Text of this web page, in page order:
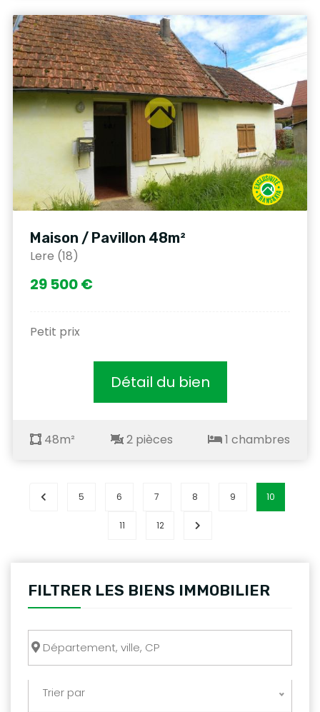
Maison / Pavillon 48m²
Lere (18)
29 500 €
Petit prix
Détail du bien
48m² 2 pièces 1 chambres
5 6 7 8 9 10
11 12
FILTRER LES BIENS IMMOBILIER
Trier par